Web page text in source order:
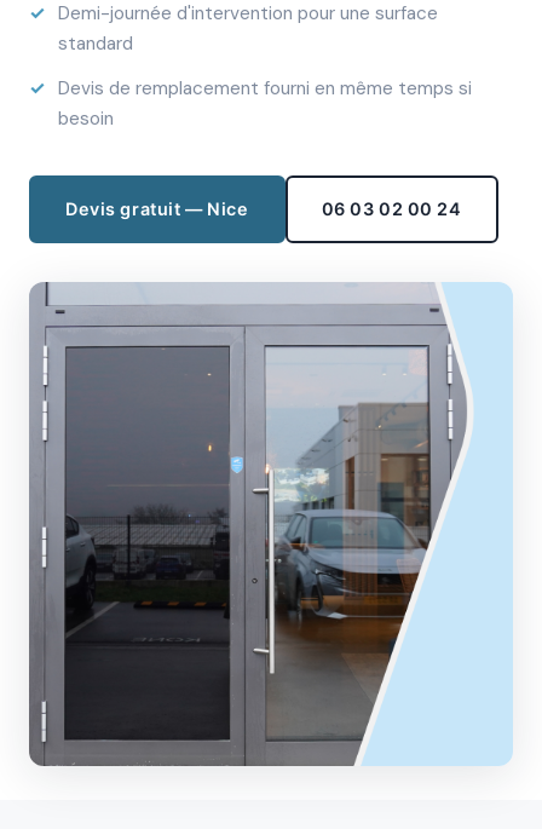
Demi-journée d'intervention pour une surface
standard
Devis de remplacement fourni en même temps si
besoin
Devis gratuit — Nice 06 03 02 00 24